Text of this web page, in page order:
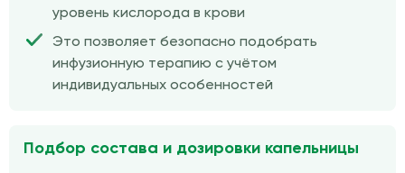
уровень кислорода в крови
Это позволяет безопасно подобрать
инфузионную терапию с учётом
индивидуальных особенностей
Подбор состава и дозировки капельницы